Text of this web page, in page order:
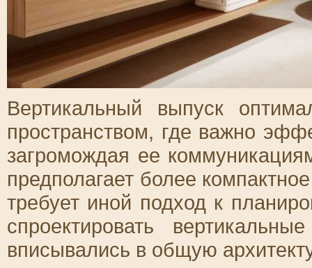
Вертикальный выпуск
пространством, где важно
загромождая ее
предполагает более
требует иной подход к
спроектировать
вписывались в общую